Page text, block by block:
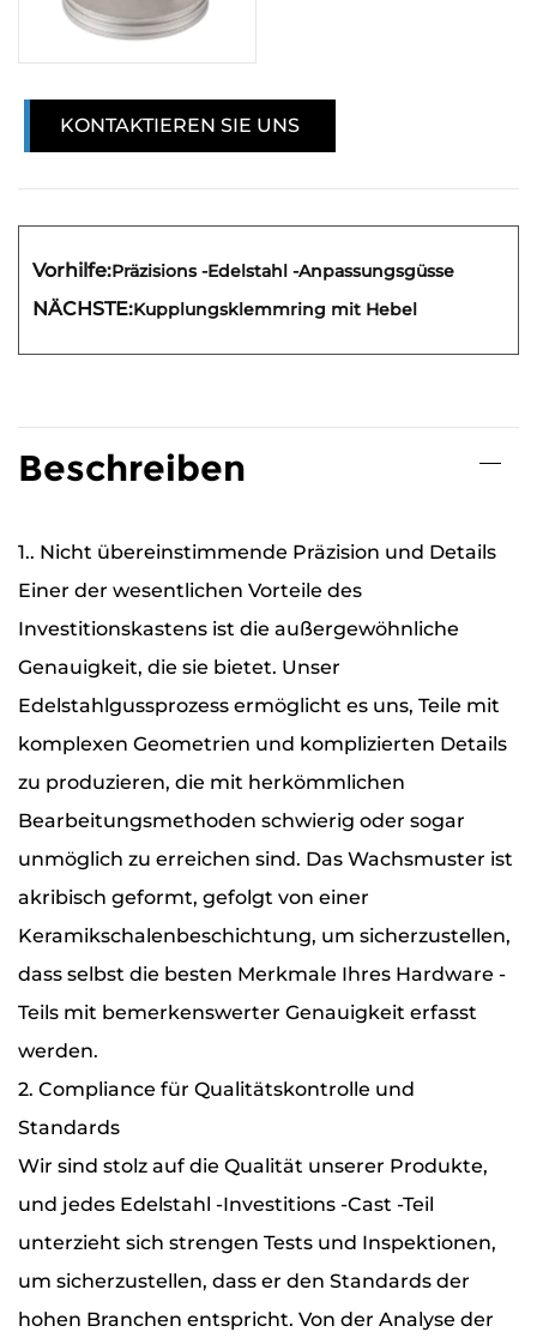
KONTAKTIEREN SIE UNS
Vorhilfe:Präzisions -Edelstahl -Anpassungsgüsse
NÄCHSTE:Kupplungsklemmring mit Hebel
Beschreiben
1.. Nicht übereinstimmende Präzision und Details
Einer der wesentlichen Vorteile des
Investitionskastens ist die außergewöhnliche
Genauigkeit, die sie bietet. Unser
Edelstahlgussprozess ermöglicht es uns, Teile mit
komplexen Geometrien und komplizierten Details
zu produzieren, die mit herkömmlichen
Bearbeitungsmethoden schwierig oder sogar
unmöglich zu erreichen sind. Das Wachsmuster ist
akribisch geformt, gefolgt von einer
Keramikschalenbeschichtung, um sicherzustellen,
dass selbst die besten Merkmale Ihres Hardware -
Teils mit bemerkenswerter Genauigkeit erfasst
werden.
2. Compliance für Qualitätskontrolle und
Standards
Wir sind stolz auf die Qualität unserer Produkte,
und jedes Edelstahl -Investitions -Cast -Teil
unterzieht sich strengen Tests und Inspektionen,
um sicherzustellen, dass er den Standards der
hohen Branchen entspricht. Von der Analyse der